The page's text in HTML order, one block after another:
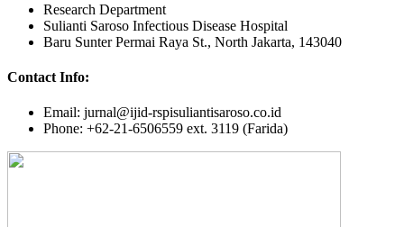
Research Department
Sulianti Saroso Infectious Disease Hospital
Baru Sunter Permai Raya St., North Jakarta, 143040
Contact Info:
Email: jurnal@ijid-rspisuliantisaroso.co.id
Phone: +62-21-6506559 ext. 3119 (Farida)